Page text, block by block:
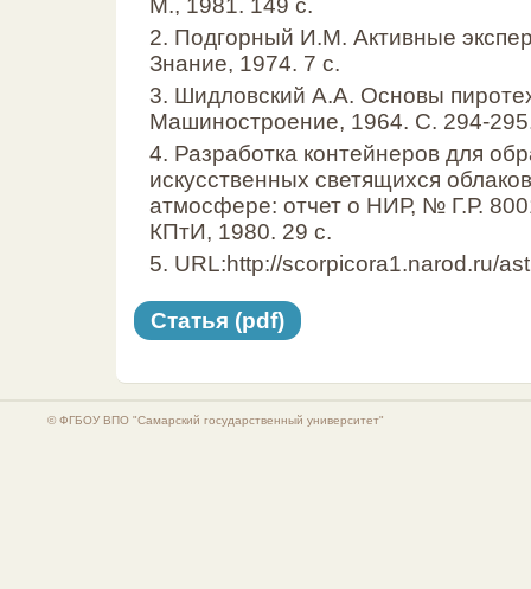
2. Подгорный И.М. Активные
Знание, 1974. 7 с.
3. Шидловский А.А. Основы
Машиностроение, 1964. С. 294-
4. Разработка контейнеров для
искусственных светящихся
атмосфере: отчет о НИР, № Г.Р.
КПтИ, 1980. 29 с.
5. URL:http://scorpicora1.narod.ru/
Статья (pdf)
© ФГБОУ ВПО "Самарский государственный университет"